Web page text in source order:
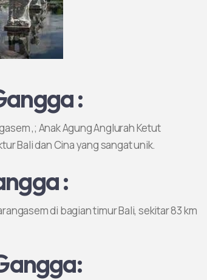
:
,; Anak Agung Anglurah Ketut
Bali dan Cina yang sangat unik.
:
di bagian timur Bali, sekitar 83 km